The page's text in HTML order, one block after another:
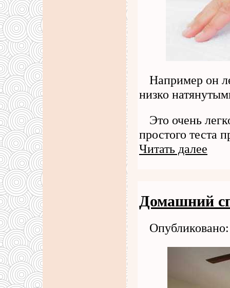
Например он
низко
Это очень
простого теста
Читать далее
Домашний